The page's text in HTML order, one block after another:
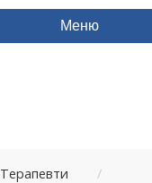
Меню
Терапевти
/